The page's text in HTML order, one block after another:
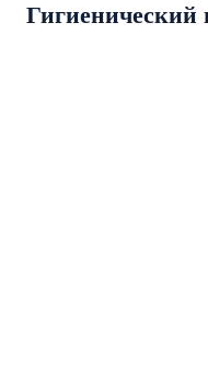
Гигиенический